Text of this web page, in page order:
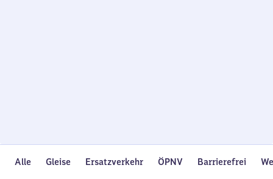
Alle Gleise Ersatzverkehr ÖPNV Barrierefrei